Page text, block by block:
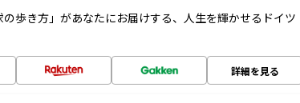
歩き方」があなたにお届けする、人生を輝かせるドイツ
詳細を見る